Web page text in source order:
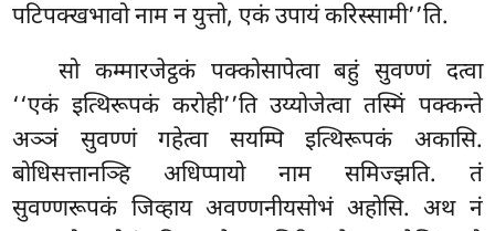
पटिपक्खभावो नाम न युत्तो, एकं उपायं करिस्सामी’’ति.
सो कम्मारजेट्ठकं पक्कोसापेत्वा बहुं सुवण्णं दत्वा
‘‘एकं इत्थिरूपकं करोही’’ति उय्योजेत्वा तस्मिं पक्कन्ते
अञ्ञं सुवण्णं गहेत्वा सयम्पि इत्थिरूपकं अकासि.
बोधिसत्तानञ्हि अधिप्पायो नाम समिज्झति. तं
सुवण्णरूपकं जिव्हाय अवण्णनीयसोभं अहोसि. अथ नं